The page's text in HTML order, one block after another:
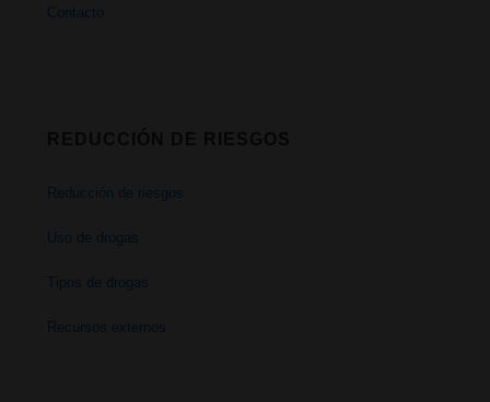
Contacto
Reducción de riesgos
Uso de drogas
Tipos de drogas
Recursos externos